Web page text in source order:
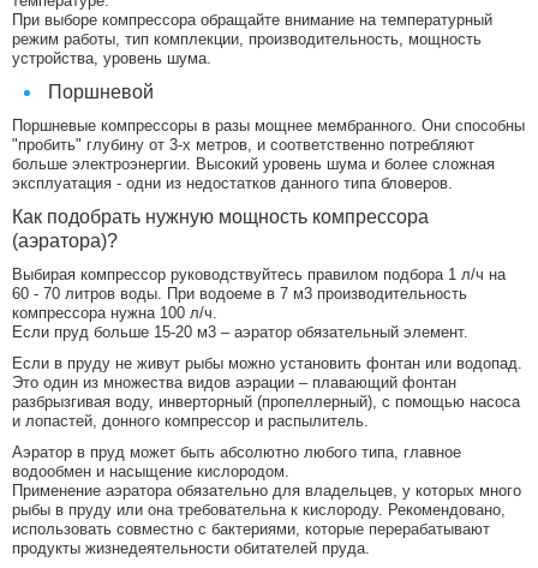
При выборе компрессора обращайте внимание на температурный
режим работы, тип комплекции, производительность, мощность
устройства, уровень шума.
Поршневой
Поршневые компрессоры в разы мощнее мембранного. Они способны
"пробить" глубину от 3-х метров, и соответственно потребляют
больше электроэнергии. Высокий уровень шума и более сложная
эксплуатация - одни из недостатков данного типа бловеров.
Как подобрать нужную мощность компрессора
(аэратора)?
Выбирая компрессор руководствуйтесь правилом подбора 1 л/ч на
60 - 70 литров воды. При водоеме в 7 м3 производительность
компрессора нужна 100 л/ч.
Если пруд больше 15-20 м3 – аэратор обязательный элемент.
Если в пруду не живут рыбы можно установить фонтан или водопад.
Это один из множества видов аэрации – плавающий фонтан
разбрызгивая воду, инверторный (пропеллерный), с помощью насоса
и лопастей, донного компрессор и распылитель.
Аэратор в пруд может быть абсолютно любого типа, главное
водообмен и насыщение кислородом.
Применение аэратора обязательно для владельцев, у которых много
рыбы в пруду или она требовательна к кислороду. Рекомендовано,
использовать совместно с бактериями, которые перерабатывают
продукты жизнедеятельности обитателей пруда.